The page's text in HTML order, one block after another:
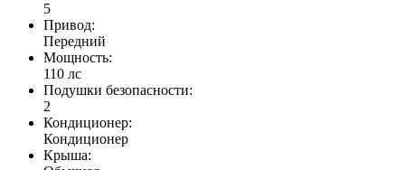
5
Привод:
Передний
Мощность:
110 лс
Подушки безопасности:
2
Кондиционер:
Кондиционер
Крыша: